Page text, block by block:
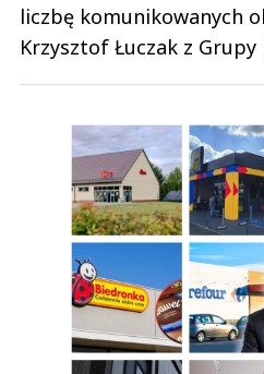
liczbę komunikowanych
Krzysztof Łuczak z Grupy